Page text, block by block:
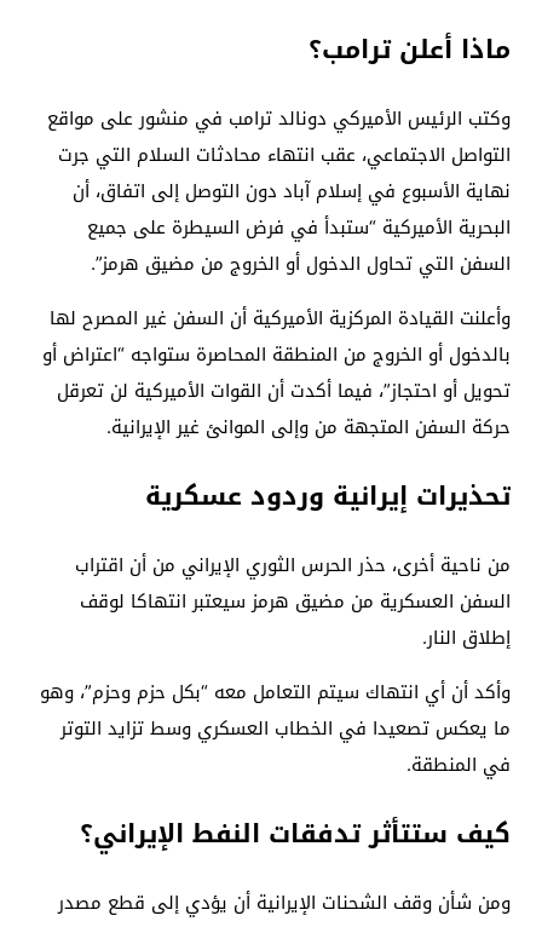
ماذا أعلن ترامب؟
وكتب الرئيس الأميركي دونالد ترامب في منشور على مواقع
التواصل الاجتماعي، عقب انتهاء محادثات السلام التي جرت
نهاية الأسبوع في إسلام آباد دون التوصل إلى اتفاق، أن
البحرية الأميركية “ستبدأ في فرض السيطرة على جميع
السفن التي تحاول الدخول أو الخروج من مضيق هرمز”.
وأعلنت القيادة المركزية الأميركية أن السفن غير المصرح لها
بالدخول أو الخروج من المنطقة المحاصرة ستواجه “اعتراض أو
تحويل أو احتجاز”، فيما أكدت أن القوات الأميركية لن تعرقل
حركة السفن المتجهة من وإلى الموانئ غير الإيرانية.
تحذيرات إيرانية وردود عسكرية
من ناحية أخرى، حذر الحرس الثوري الإيراني من أن اقتراب
السفن العسكرية من مضيق هرمز سيعتبر انتهاكا لوقف
إطلاق النار.
وأكد أن أي انتهاك سيتم التعامل معه “بكل حزم وحزم”، وهو
ما يعكس تصعيدا في الخطاب العسكري وسط تزايد التوتر
في المنطقة.
كيف ستتأثر تدفقات النفط الإيراني؟
ومن شأن وقف الشحنات الإيرانية أن يؤدي إلى قطع مصدر